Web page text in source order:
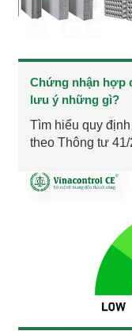
Chứng nhận hợp
lưu ý những gì?
Tìm hiểu quy
theo Thông tư